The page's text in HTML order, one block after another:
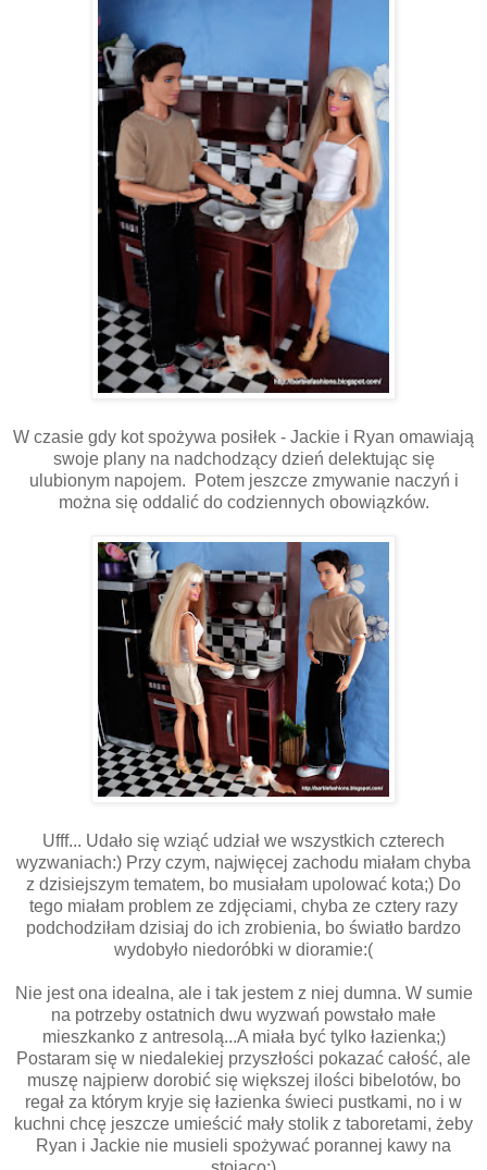
W czasie gdy kot spożywa posiłek - Jackie i Ryan omawiają
swoje plany na nadchodzący dzień delektując się
ulubionym napojem. Potem jeszcze zmywanie naczyń i
można się oddalić do codziennych obowiązków.
Ufff... Udało się wziąć udział we wszystkich czterech
wyzwaniach:) Przy czym, najwięcej zachodu miałam chyba
z dzisiejszym tematem, bo musiałam upolować kota;) Do
tego miałam problem ze zdjęciami, chyba ze cztery razy
podchodziłam dzisiaj do ich zrobienia, bo światło bardzo
wydobyło niedoróbki w dioramie:(
Nie jest ona idealna, ale i tak jestem z niej dumna. W sumie
na potrzeby ostatnich dwu wyzwań powstało małe
mieszkanko z antresolą...A miała być tylko łazienka;)
Postaram się w niedalekiej przyszłości pokazać całość, ale
muszę najpierw dorobić się większej ilości bibelotów, bo
regał za którym kryje się łazienka świeci pustkami, no i w
kuchni chcę jeszcze umieścić mały stolik z taboretami, żeby
Ryan i Jackie nie musieli spożywać porannej kawy na